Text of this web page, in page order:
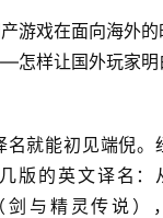
游戏在面向海外
怎样让国外玩家明
名就能初见端倪。
版的英文译名：
剑与精灵传说）